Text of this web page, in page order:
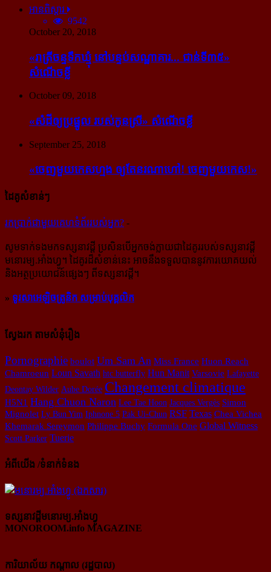
អានពិស្ដារ
9542
October 20, 2018
«រាត្រីចន្ទទឹកឃ្មុំ នៅបន្ទប់សណ្ឋាគារ... ជាន់ទី៣៥»
សំណើចខ្លី
October 09, 2018
«សំដី​ឲ្យ​ប្រផ្នូល របស់​កូនស្រី» សំណើចខ្លី
September 25, 2018
«ចេញ​មួយ​កេស​ហ្មង ឲ្យ​តែ​នរណា​ហៅ! ចេញ​មួយ​កេស!»
ដៃគូសំខាន់ៗ
រក​​ប្រាក់​​ជា​​មួយ​​គេហទំព័រ​​របស់​​អ្នក? -
សូម​ទាក់ទង​មក​ទស្សនាវដ្ដី ប្រសិន​បើ​អ្នក​ចង់​ក្លាយ​ជា​ដៃគូរ​របស់​ទស្សនាវដ្ដី​
មនោរម្យ.អាំងហ្វូ។ ដៃ​គូរ​ដ៏​សំខាន់​នេះ អាច​នឹង​ទទួល​បាន​នូវ​ការ​យោគយល់
និង​អត្ថ​ប្រយោជន៍​ផ្សេងៗ ពីទស្សនាវដ្ដី។
» ទូរសាអេឡិចត្រូនិក សម្រាប់បុគ្គលិក
ស្វែងរក តាមសំនុំរឿង
Pornographie boulot Um Sam An Miss France Huon Reach
Chamroeun Loun Savath htc butterfly Hun Manit Varsovie Lafayette
Deontay Wilder Aube Dorée Changement climatique
H5N1 Hang Chuon Naron Lee Tae Hoon Jacques Vergès Simon
Mignolet Ly Bun Yim Iphnone 5 Pak Ui-Chun RSF Texas Chea Vichea
Khemarak Sereymon Philippe Buchy Formula One Global Witness
Scott Parker Tuerie
អំពីយើង /ទំនាក់ទំនង
ទស្សនាវដ្ដីមនោរម្យ.អាំងហ្វូ
MONOROOM.info MAGAZINE
ការិយាល័យ កណ្ដាល (រដ្ឋបាល)